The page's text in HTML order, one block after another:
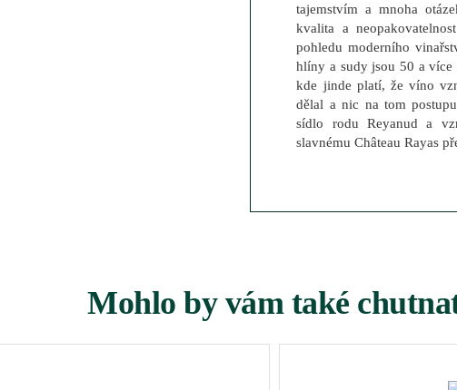
tajemstvím a mnoha
kvalita a
pohledu moderního
hlíny a sudy jsou 50 a
kde jinde platí, že víno
dělal a nic na tom
sídlo rodu Reyanud a
slavnému Château Rayas
Mohlo by vám také